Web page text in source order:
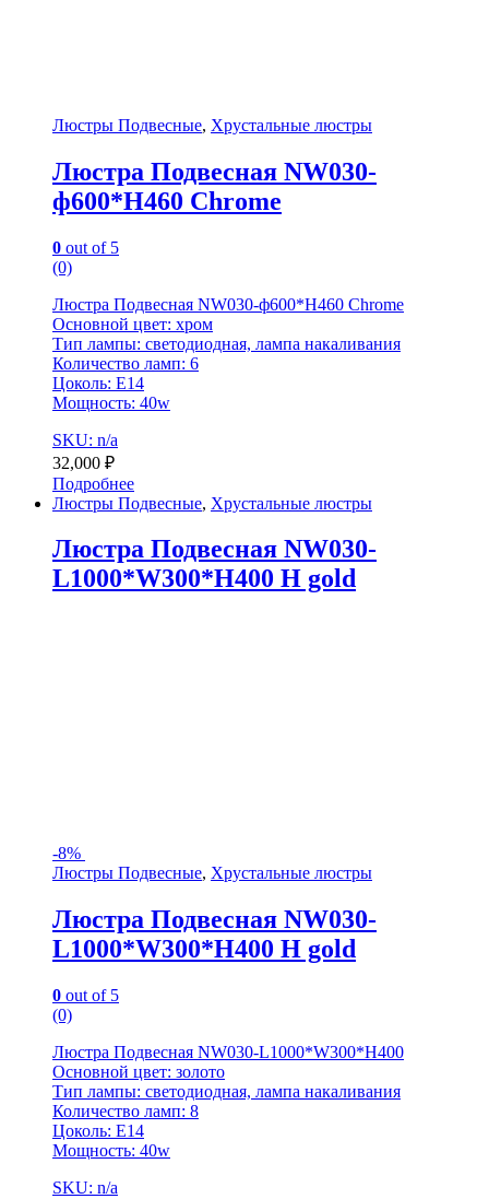
Люстры Подвесные, Хрустальные люстры
Люстра Подвесная NW030-
ф600*H460 Chrome
0 out of 5
(0)
Люстра Подвесная NW030-ф600*H460 Chrome
Основной цвет: хром
Тип лампы: светодиодная, лампа накаливания
Количество ламп: 6
Цоколь: E14
Мощность: 40w
SKU: n/a
32,000 ₽
Подробнее
Люстры Подвесные, Хрустальные люстры
Люстра Подвесная NW030-
L1000*W300*H400 H gold
-8%
Люстры Подвесные, Хрустальные люстры
Люстра Подвесная NW030-
L1000*W300*H400 H gold
0 out of 5
(0)
Люстра Подвесная NW030-L1000*W300*H400
Основной цвет: золото
Тип лампы: светодиодная, лампа накаливания
Количество ламп: 8
Цоколь: E14
Мощность: 40w
SKU: n/a